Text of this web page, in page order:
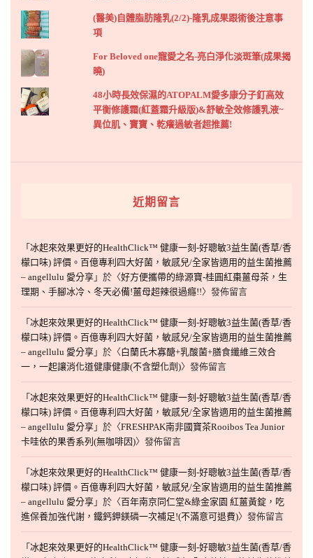
(醫美)自體脂肪隆乳(2/2)-隆乳成果跟術後注意事
項
For Beloved one寵愛之名-亮白淨化淡斑筆(成果揭
曉)
48小時長效保濕的ATOPALM愛多康分子釘高效
平衡修護霜(紅蓋霜升級版)&舒敏全效修護乳液~
異位肌、寶寶、乾癢過敏者超推薦!
近期留言
「冰起來效果更好的HealthClick™ 健康一刻-好聰敏3益生菌(香草/香
檬口味) 評價。百億專利四大好菌，敏感兒/全家皆適用的益生菌推薦
– angellulu 愛分享 」於〈好方便攜帶的綠源寶-桂圓紅棗薑母茶，生
理期、手腳冰冷、冬天必備!薑母超辣很過癮!!〉發佈留言
「冰起來效果更好的HealthClick™ 健康一刻-好聰敏3益生菌(香草/香
檬口味) 評價。百億專利四大好菌，敏感兒/全家皆適用的益生菌推薦
– angellulu 愛分享 」於〈白蘭氏木寡醣+乳酸菌+膳食纖維三效合
一，一起讓消化道健康健康(不含塑化劑)〉發佈留言
「冰起來效果更好的HealthClick™ 健康一刻-好聰敏3益生菌(香草/香
檬口味) 評價。百億專利四大好菌，敏感兒/全家皆適用的益生菌推薦
– angellulu 愛分享 」於〈FRESHPAK南非國寶茶Rooibos Tea Junior
卡哇依的果香系列(無咖啡因)〉發佈留言
「冰起來效果更好的HealthClick™ 健康一刻-好聰敏3益生菌(香草/香
檬口味) 評價。百億專利四大好菌，敏感兒/全家皆適用的益生菌推薦
– angellulu 愛分享 」於〈百年南京同仁堂&綠金家園 紅薑黃錠，吃
進保養加強代謝，鐵鈣鉀鎂磷一次補足!(不滿意可退費)〉發佈留言
「冰起來效果更好的HealthClick™ 健康一刻-好聰敏3益生菌(香草/香